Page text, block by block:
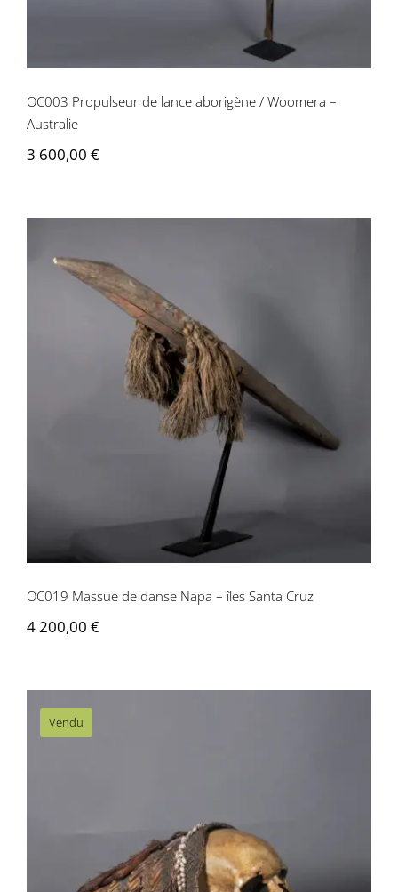
OC003 Propulseur de lance aborigène / Woomera –
Australie
3 600,00 €
OC019 Massue de danse Napa – îles
Santa Cruz
OC019 Massue de danse Napa – îles Santa Cruz
4 200,00 €
Vendu
OC028 Crâne d’ancêtre et sac de
transport – Nouvelle-Guinée-
Indonésienne.